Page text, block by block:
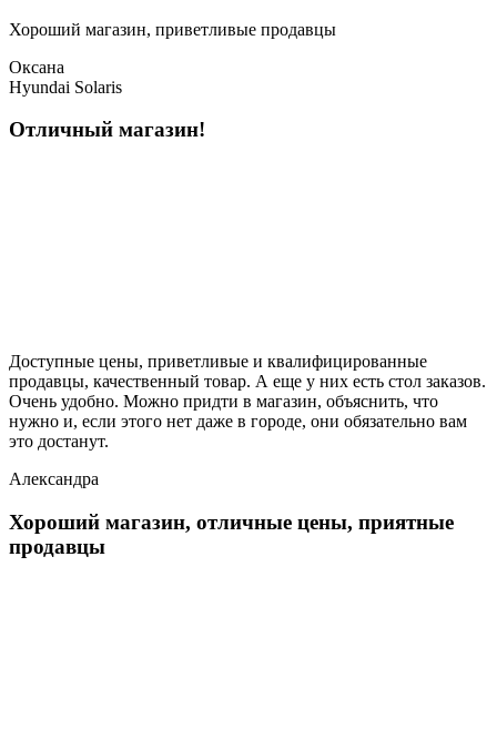
Хороший магазин, приветливые продавцы
Оксана
Hyundai Solaris
Отличный магазин!
Доступные цены, приветливые и квалифицированные
продавцы, качественный товар. А еще у них есть стол заказов.
Очень удобно. Можно придти в магазин, объяснить, что
нужно и, если этого нет даже в городе, они обязательно вам
это достанут.
Александра
Хороший магазин, отличные цены, приятные
продавцы